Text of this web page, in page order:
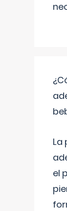
La
el